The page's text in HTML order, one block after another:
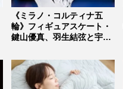
《ミラノ・コルティナ五
輪》フィギュアスケート・
鍵山優真、羽生結弦と宇野